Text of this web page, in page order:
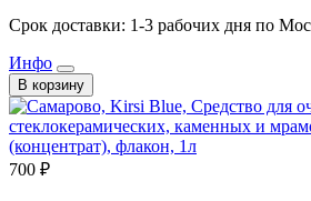
Срок доставки: 1-3 рабочих дня по
Инфо
В корзину
700 ₽